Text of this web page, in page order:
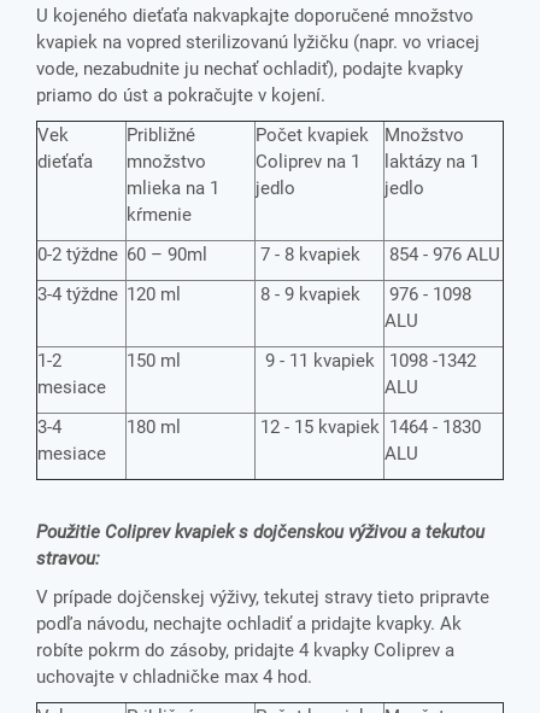
U kojeného dieťaťa nakvapkajte doporučené množstvo
kvapiek na vopred sterilizovanú lyžičku (napr. vo vriacej
vode, nezabudnite ju nechať ochladiť), podajte kvapky
priamo do úst a pokračujte v kojení.
Vek
dieťaťa
Približné
množstvo
mlieka na 1
kŕmenie
Počet kvapiek
Coliprev na 1
jedlo
Množstvo
laktázy na 1
jedlo
0-2 týždne 60 – 90ml 7 - 8 kvapiek
854 - 976 ALU
3-4 týždne 120 ml 8 - 9 kvapiek
976 - 1098
ALU
1-2
mesiace
150 ml 9 - 11 kvapiek
1098 -1342
ALU
3-4
mesiace
180 ml 12 - 15 kvapiek 1464 - 1830
ALU
Použitie Coliprev kvapiek s dojčenskou výživou a tekutou
stravou:
V prípade dojčenskej výživy, tekutej stravy tieto pripravte
podľa návodu, nechajte ochladiť a pridajte kvapky. Ak
robíte pokrm do zásoby, pridajte 4 kvapky Coliprev a
uchovajte v chladničke max 4 hod.